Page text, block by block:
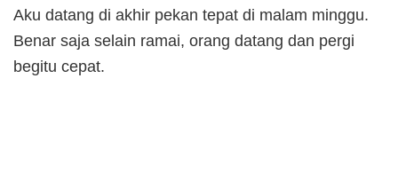
Aku datang di akhir pekan tepat di malam minggu.
Benar saja selain ramai, orang datang dan pergi
begitu cepat.